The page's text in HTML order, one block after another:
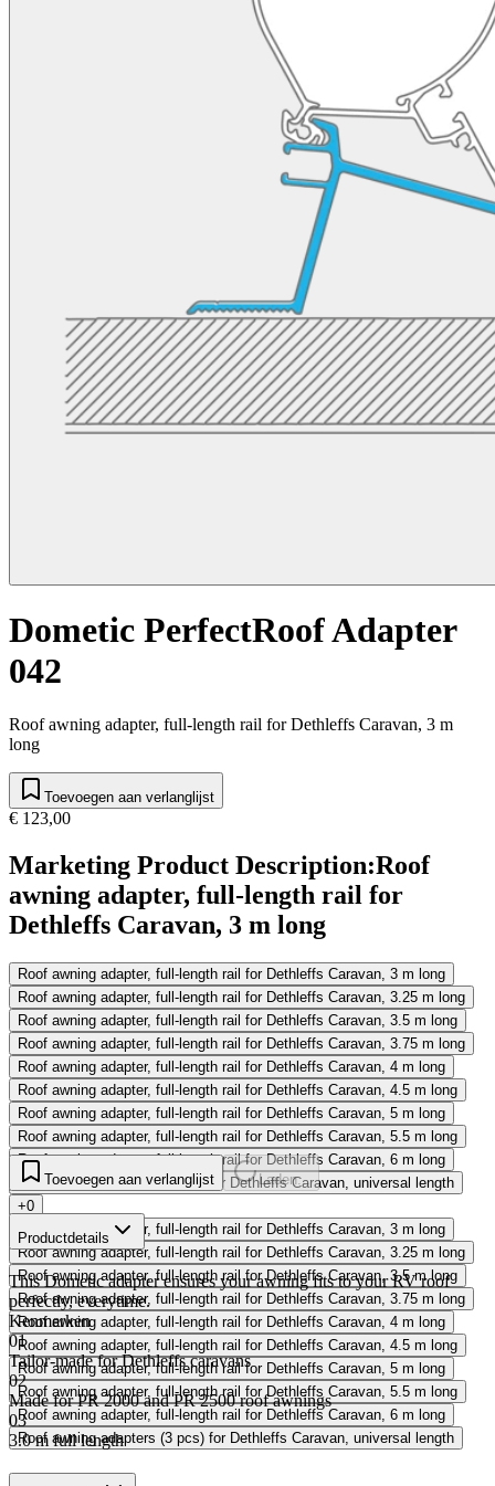
Dometic PerfectRoof Adapter
042
Roof awning adapter, full-length rail for Dethleffs Caravan, 3 m
long
Toevoegen aan verlanglijst
€ 123,00
Marketing Product Description:Roof
awning adapter, full-length rail for
Dethleffs Caravan, 3 m long
Roof awning adapter, full-length rail for Dethleffs Caravan, 3 m long
Roof awning adapter, full-length rail for Dethleffs Caravan, 3.25 m long
Roof awning adapter, full-length rail for Dethleffs Caravan, 3.5 m long
Roof awning adapter, full-length rail for Dethleffs Caravan, 3.75 m long
Roof awning adapter, full-length rail for Dethleffs Caravan, 4 m long
Roof awning adapter, full-length rail for Dethleffs Caravan, 4.5 m long
Roof awning adapter, full-length rail for Dethleffs Caravan, 5 m long
Roof awning adapter, full-length rail for Dethleffs Caravan, 5.5 m long
Roof awning adapter, full-length rail for Dethleffs Caravan, 6 m long
Roof awning adapters (3 pcs) for Dethleffs Caravan, universal length
+0
Roof awning adapter, full-length rail for Dethleffs Caravan, 3 m long
Roof awning adapter, full-length rail for Dethleffs Caravan, 3.25 m long
Roof awning adapter, full-length rail for Dethleffs Caravan, 3.5 m long
Roof awning adapter, full-length rail for Dethleffs Caravan, 3.75 m long
Roof awning adapter, full-length rail for Dethleffs Caravan, 4 m long
Roof awning adapter, full-length rail for Dethleffs Caravan, 4.5 m long
Roof awning adapter, full-length rail for Dethleffs Caravan, 5 m long
Roof awning adapter, full-length rail for Dethleffs Caravan, 5.5 m long
Roof awning adapter, full-length rail for Dethleffs Caravan, 6 m long
Roof awning adapters (3 pcs) for Dethleffs Caravan, universal length
Toevoegen aan verlanglijst Laden...
Productdetails
This Dometic adapter ensures your awning fits to your RV roof
perfectly, everytime.
Kenmerken
01
Tailor-made for Dethleffs caravans
02
Made for PR 2000 and PR 2500 roof awnings
03
3.0 m full length